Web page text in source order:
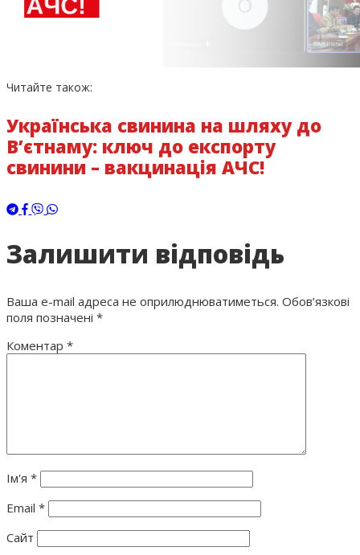
Читайте також:
Українська свинина на шляху до
В’єтнаму: ключ до експорту
свинини – вакцинація АЧС!
Залишити відповідь
Ваша e-mail адреса не оприлюднюватиметься. Обов’язкові
поля позначені *
Коментар *
Ім'я *
Email *
Сайт